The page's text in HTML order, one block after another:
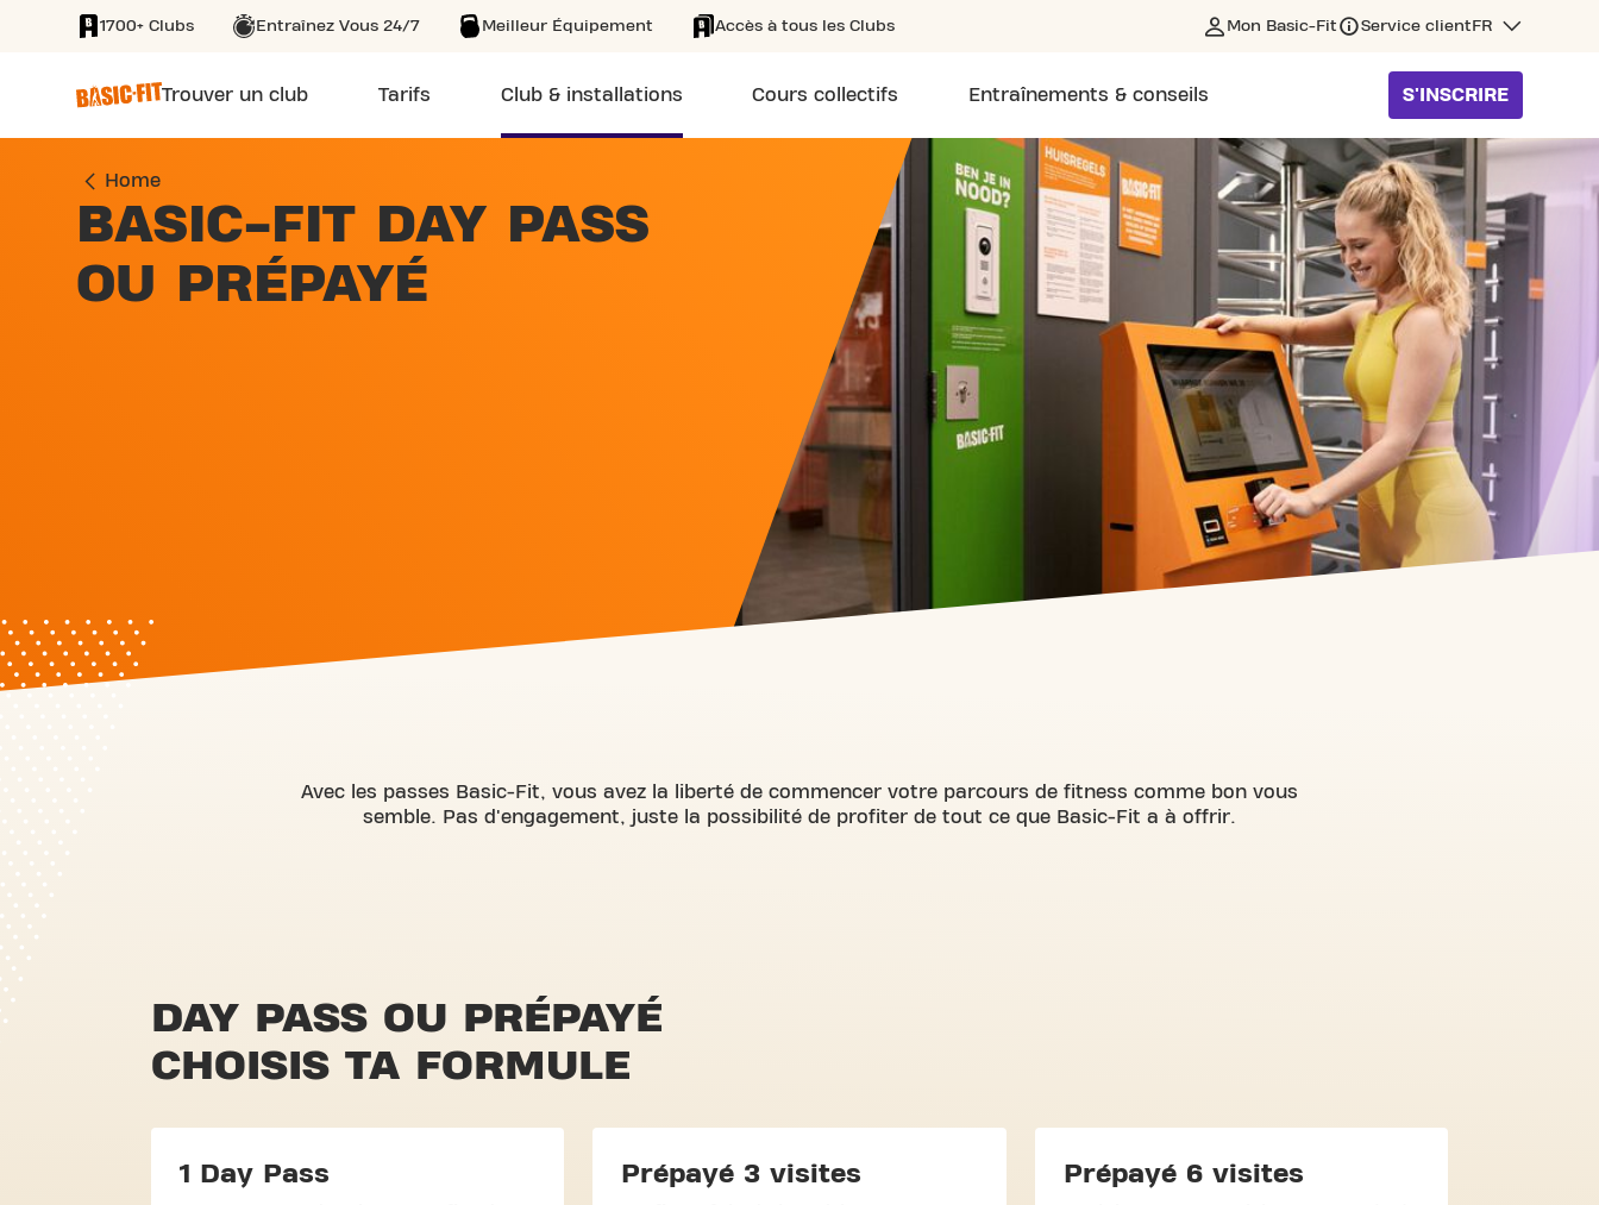
SKIP TO MAIN CONTENT
1700+ Clubs Entraînez Vous 24/7 Meilleur Équipement Accès à tous les Clubs Mon Basic-Fit Service client FR
Trouver un club Tarifs Club & installations Cours collectifs Entraînements & conseils S'INSCRIRE
Home
BASIC-FIT DAY PASS
OU PRÉPAYÉ
Avec les passes Basic-Fit, vous avez la liberté de commencer votre parcours de fitness comme bon vous
semble. Pas d'engagement, juste la possibilité de profiter de tout ce que Basic-Fit a à offrir.
DAY PASS OU PRÉPAYÉ
CHOISIS TA FORMULE
1 Day Pass Prépayé 3 visites Prépayé 6 visites